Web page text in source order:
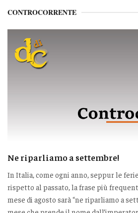
CONTROCORRENTE
Ne riparliamo a settembre!
In Italia, come ogni anno, seppur le
rispetto al passato, la frase più
mese di agosto sarà “ne riparliamo a